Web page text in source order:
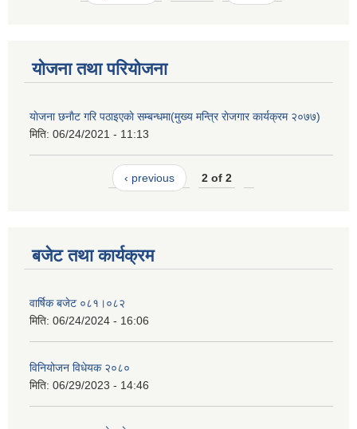
योजना तथा परियोजना
याेजना छनाैट गरि पठाइएकाे सम्बन्धमा(मुख्य मन्त्रि राेजगार कार्यक्रम २०७७)
मिति: 06/24/2021 - 11:13
‹ previous 2 of 2
बजेट तथा कार्यक्रम
वार्षिक बजेट ०८१।०८२
मिति: 06/24/2024 - 16:06
विनियोजन विधेयक २०८०
मिति: 06/29/2023 - 14:46